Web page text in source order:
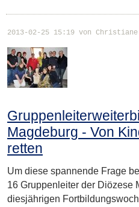
2013-02-25 15:19 von Christiane
Magdeburg - Von
retten
Um diese spannende Frage
16 Gruppenleiter der Diözese
diesjährigen